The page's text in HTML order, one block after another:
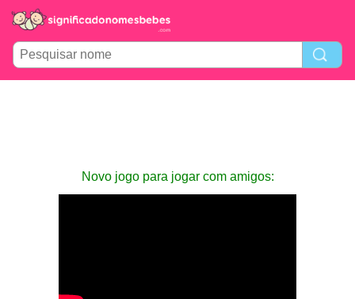
Novo jogo para jogar com amigos: